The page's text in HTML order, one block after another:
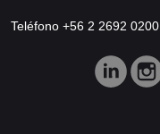
Teléfono +56 2 2692 0200